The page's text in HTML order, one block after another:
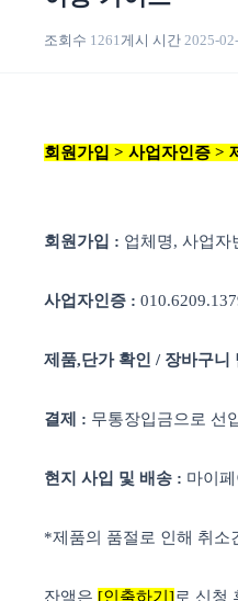
조회수 1261게시 시간 2025-
회원가입 > 사업자인증 >
회원가입 : 업체명, 사업자
사업자인증 :
제품,단가 확인 / 장바구니
결제 : 무통장입금으로 선
현지 사입 및 배송 : 마이
*제품의 품절로 인해 취소
잔액은 [인출하기]로 신청